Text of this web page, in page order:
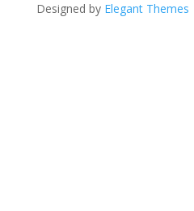
Designed by Elegant Themes